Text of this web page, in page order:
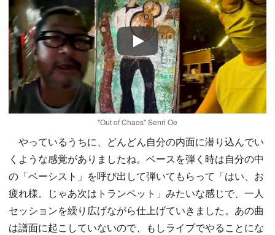
Play
"Out of Chaos" Senri Oe
やっているうちに、どんどん自分の内面に潜り込んでい
くような感覚がありましたね。ベースを弾く時は自分の中
の「ベーシスト」を呼び出して弾いてもらって「はい、お
疲れ様。じゃあ次はトランペット」みたいな感じで、一人
セッションを繰り広げながら仕上げていきました。あの曲
は譜面に起こしていないので、もしライブでやることにな